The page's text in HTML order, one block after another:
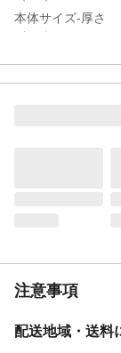
本体サイズ-厚さ
（cm）
用途
表地-布組成比率
（％）
裏地-布組成素材
裏地-布組成比率
（％）
注意事項
配送地域・送料